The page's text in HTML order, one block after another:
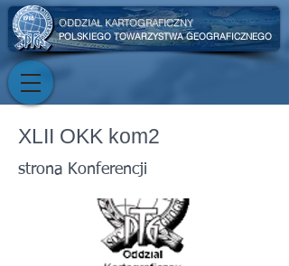
ODDZIAŁ KARTOGRAFICZNY
POLSKIEGO TOWARZYSTWA GEOGRAFICZNEGO
XLII OKK kom2
strona Konferencji